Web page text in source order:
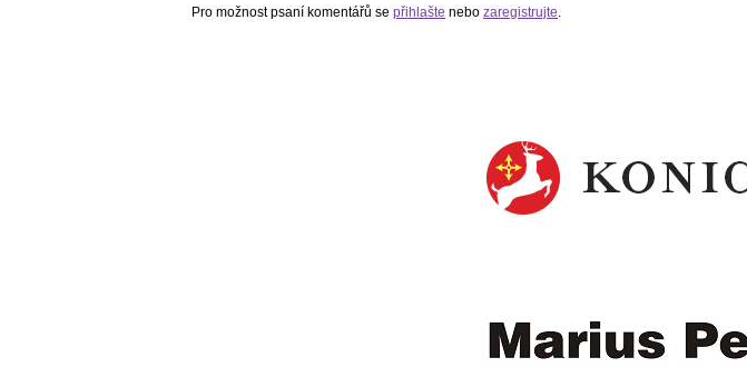
Pro možnost psaní komentářů se přihlašte nebo zaregistrujte.